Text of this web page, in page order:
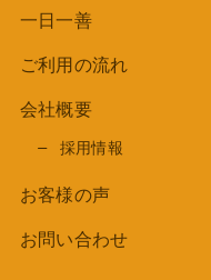
一日一善
ご利用の流れ
会社概要
採用情報
お客様の声
お問い合わせ